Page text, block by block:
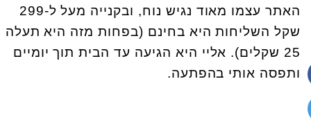
האתר עצמו מאוד נגיש נוח, ובקנייה מעל ל-299
שקל השליחות היא בחינם (בפחות מזה היא תעלה
25 שקלים). אליי היא הגיעה עד הבית תוך יומיים
ותפסה אותי בהפתעה.